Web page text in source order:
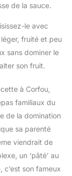
de la sauce.
le avec
fruité et peu
sans dominer le
son fruit.
à Corfou,
familiaux du
de la domination
sa parenté
viendrait de
un ‘pâté’ au
c’est son fameux